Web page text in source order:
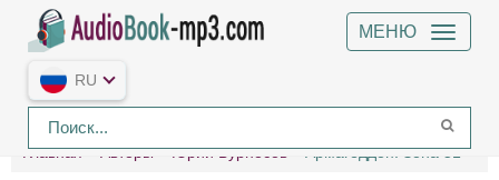
МЕНЮ
RU
Главная Авторы Юрий Бурносов Армагеддон. Зона 51